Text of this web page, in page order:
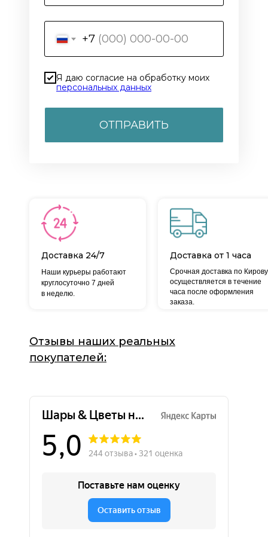
+7
Я даю согласие на обработку моих
персональных данных
ОТПРАВИТЬ
Доставка 24/7
Срочная доставка по Кирову
осуществляется в течение
часа после оформления
заказа.
Наши курьеры работают
круглосуточно 7 дней
в неделю.
Доставка от 1 часа
Отзывы наших реальных
покупателей: